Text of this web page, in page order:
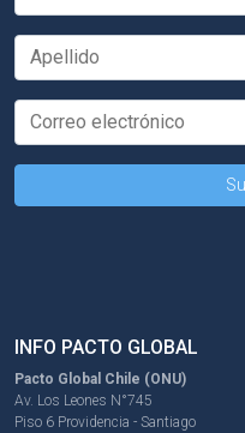
INFO PACTO GLOBAL
Pacto Global Chile (ONU)
Av. Los Leones N°745
Piso 6 Providencia - Santiago